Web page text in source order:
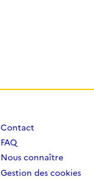
Contact
FAQ
Nous connaître
Gestion des cookies